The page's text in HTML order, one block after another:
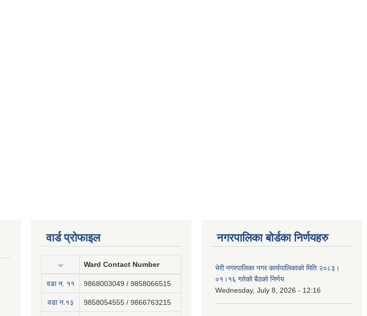
वार्ड प्रोफाइल
Ward Contact Number
वडा न‍. ११ 9868003049 / 9858066515
वडा न.१३ 9858054555 / 9866763215
नगरपालिका बोर्डका निर्णयहरु
भेरी नगरपालिका नगर कार्यपालिकाको मिति २०८३।
०१।१६ गतेको बैठको निर्णय
Wednesday, July 8, 2026 - 12:16